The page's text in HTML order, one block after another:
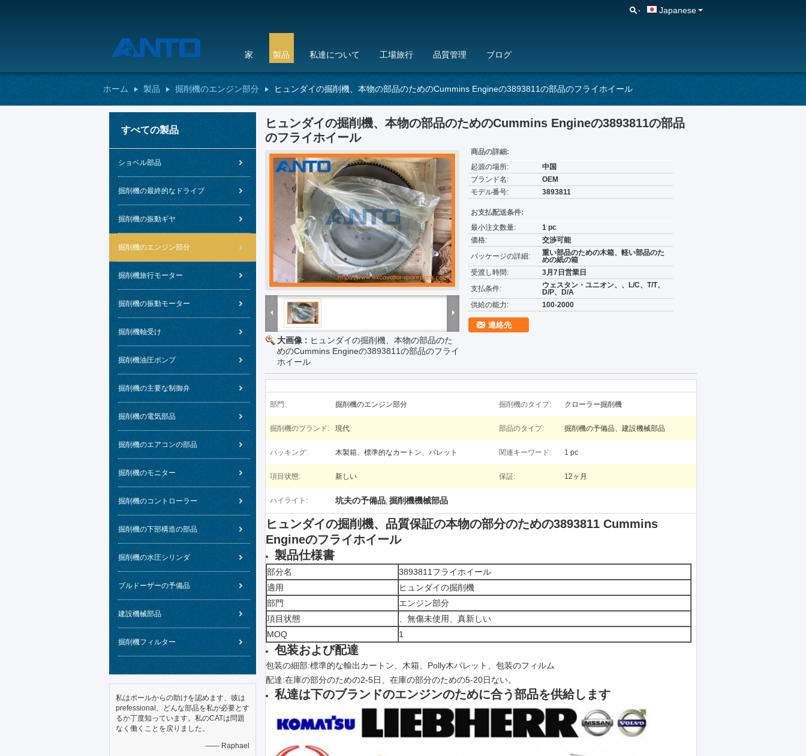
Japanese
家 製品 私達について 工場旅行 品質管理 ブログ
ホーム 製品 掘削機のエンジン部分 ヒュンダイの掘削機、本物の部品のためのCummins Engineの3893811の部品のフライホイール
すべての製品
ショベル部品
掘削機の最終的なドライブ
掘削機の振動ギヤ
掘削機のエンジン部分
掘削機旅行モーター
掘削機の振動モーター
掘削機軸受け
掘削機油圧ポンプ
掘削機の主要な制御弁
掘削機の電気部品
掘削機のエアコンの部品
掘削機のモニター
掘削機のコントローラー
掘削機の下部構造の部品
掘削機の水圧シリンダ
ブルドーザーの予備品
建設機械部品
掘削機フィルター
私はポールからの助けを認めます、彼は
prefessional、どんな部品を私が必要とす
るか丁度知っています。私のCATは問題
なく働くことを戻りました。
—— Raphael
ヒュンダイの掘削機、本物の部品のためのCummins Engineの3893811の部品
のフライホイール
大画像 : ヒュンダイの掘削機、本物の部品のた
めのCummins Engineの3893811の部品のフライ
ホイール
商品の詳細:
起源の場所:
中国
ブランド名:
OEM
モデル番号:
3893811
お支払配送条件:
最小注文数量:
1 pc
価格:
交渉可能
パッケージの詳細:
重い部品のための木箱、軽い部品のた
めの紙の箱
受渡し時間:
3月7日営業日
支払条件:
ウェスタン・ユニオン、、L/C、T/T、
D/P、D/A
供給の能力:
100-2000
連絡先
部門: 掘削機のエンジン部分 掘削機のタイプ: クローラー掘削機
掘削機のブランド: 現代 部品のタイプ: 掘削機の予備品、建設機械部品
パッキング: 木製箱、標準的なカートン、パレット 関連キーワード: 1 pc
項目状態: 新しい 保証: 12ヶ月
ハイライト: 坑夫の予備品, 掘削機機械部品
ヒュンダイの掘削機、品質保証の本物の部分のための3893811 Cummins
Engineのフライホイール
製品仕様書
部分名
3893811フライホイール
適用
ヒュンダイの掘削機
部門
エンジン部分
項目状態
、無傷未使用、真新しい
MOQ
1
包装および配達
包装の細部:標準的な輸出カートン、木箱、Polly木パレット、包装のフィルム
配達:在庫の部分のための2-5日、在庫の部分のための5-20日ない。
私達は下のブランドのエンジンのために合う部品を供給します